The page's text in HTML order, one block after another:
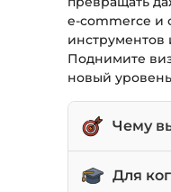
e-commerce и
инструментов
Поднимите
новый
Чему
Для